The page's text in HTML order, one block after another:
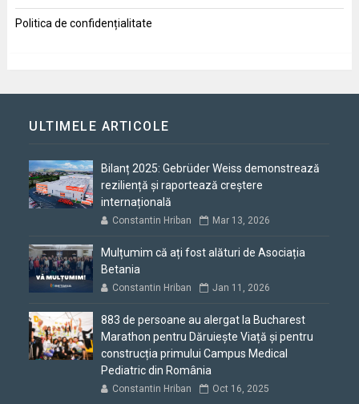
Politica de confidențialitate
ULTIMELE ARTICOLE
Bilanț 2025: Gebrüder Weiss demonstrează
reziliență și raportează creștere
internațională
Constantin Hriban Mar 13, 2026
Mulțumim că ați fost alături de Asociația
Betania
Constantin Hriban Jan 11, 2026
883 de persoane au alergat la Bucharest
Marathon pentru Dăruiește Viață și pentru
construcția primului Campus Medical
Pediatric din România
Constantin Hriban Oct 16, 2025